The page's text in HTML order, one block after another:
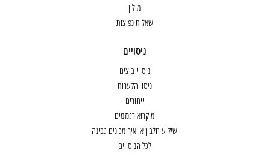
מילון
שאלות נפוצות
ניסויים
ניסויי ביצים
ניסוי הקערות
ייחורים
מיקרואורגנזמים
שיקוע חלבון או איך מכינים גבינה
לכל הניסויים